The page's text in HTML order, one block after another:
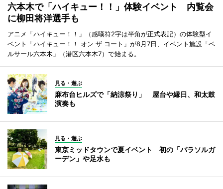
六本木で「ハイキュー！！」体験イベント 内覧会
に柳田将洋選手も
アニメ「ハイキュー！！」（感嘆符2字は半角が正式表記）の体験型イ
ベント「ハイキュー！！ オン ザ コート」が8月7日、イベント施設「ベ
ルサール六本木」（港区六本木7）で始まる。
見る・遊ぶ
麻布台ヒルズで「納涼祭り」 屋台や縁日、和太鼓
演奏も
見る・遊ぶ
東京ミッドタウンで夏イベント 初の「パラソルガ
ーデン」や足水も